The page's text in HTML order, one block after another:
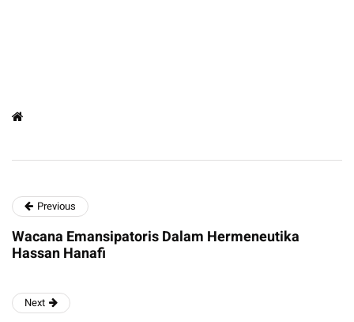
Previous
Wacana Emansipatoris Dalam Hermeneutika
Hassan Hanafi
Next